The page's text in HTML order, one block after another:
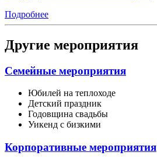
Подробнее
Другие мероприятия
Семейные мероприятия
Юбилей на теплоходе
Детский праздник
Годовщина свадьбы
Уикенд с бизкими
Корпоративные мероприятия